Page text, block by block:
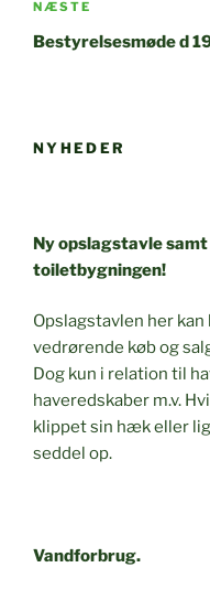
Næste
indlæg
NÆSTE
Bestyrelsesmøde d
NYHEDER
Ny opslagstavle
toiletbygningen!
Opslagstavlen her
vedrørende køb og
Dog kun i relation til
haveredskaber m.v.
klippet sin hæk eller
seddel op.
Vandforbrug.